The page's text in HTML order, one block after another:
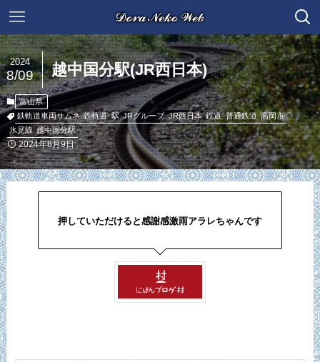
越中国分駅(JR西日本)
2024
8/09
富山県
鉄軌道車両サムネ 鉄軌道 駅 JRグループ JR西日本 鉄道 普通鉄道 高岡市
氷見線 越中国分駅
2024年8月9日
押していただけると感謝感激雨アラレちゃんです